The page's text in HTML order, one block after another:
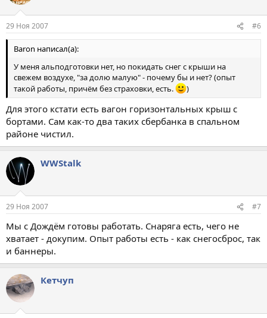
29 Ноя 2007 #6
Baron написал(а):
У меня альподготовки нет, но покидать снег с крыши на
свежем воздухе, "за долю малую" - почему бы и нет? (опыт
такой работы, причём без страховки, есть.
)
Для этого кстати есть вагон горизонтальных крыш с
бортами. Сам как-то два таких сбербанка в спальном
районе чистил.
WWStalk
29 Ноя 2007 #7
Мы с Дождём готовы работать. Снаряга есть, чего не
хватает - докупим. Опыт работы есть - как снегосброс, так
и баннеры.
Кетчуп